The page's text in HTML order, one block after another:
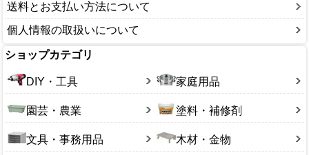
送料とお支払い方法について
個人情報の取扱いについて
ショップカテゴリ
DIY・工具 家庭用品
園芸・農業 塗料・補修剤
文具・事務用品 木材・金物